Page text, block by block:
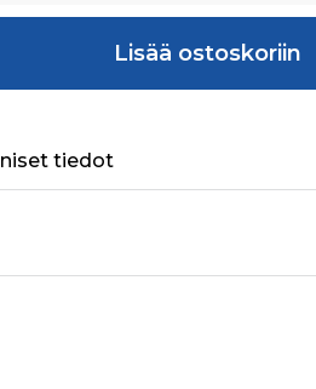
Lisää ostoskoriin
tiedot